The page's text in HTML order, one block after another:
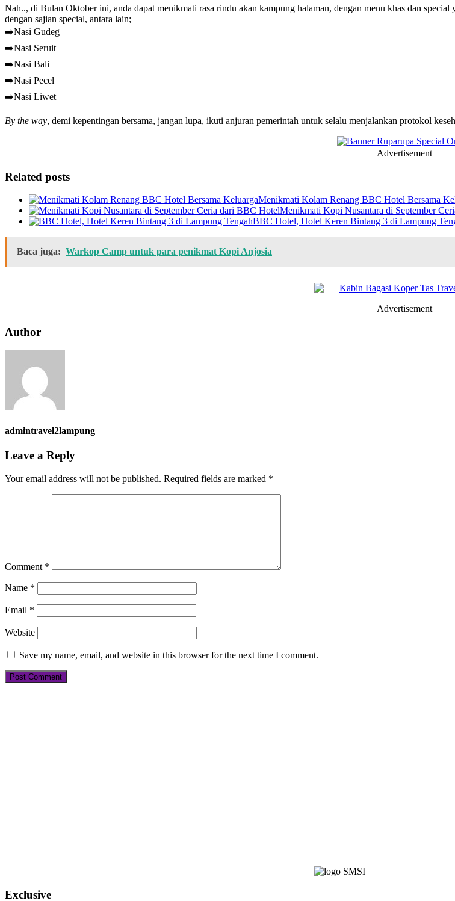
Nah.., di Bulan Oktober ini, anda dapat menikmati rasa rindu akan kampung halaman, dengan menu khas dan
dengan sajian special, antara lain;
➡️Nasi Gudeg
➡️Nasi Seruit
➡️Nasi Bali
➡️Nasi Pecel
➡️Nasi Liwet
By the way, demi kepentingan bersama, jangan lupa, ikuti anjuran pemerintah untuk selalu menjalankan protokol
Advertisement
Related posts
Menikmati Kolam Renang BBC Hotel Bersama
Menikmati Kopi Nusantara di September
BBC Hotel, Hotel Keren Bintang 3 di Lampung
Baca juga: Warkop Camp untuk para penikmat Kopi Anjosia
Advertisement
Author
admintravel2lampung
Leave a Reply
Your email address will not be published. Required fields are marked *
Comment *
Name *
Email *
Website
Save my name, email, and website in this browser for the next time I comment.
Exclusive